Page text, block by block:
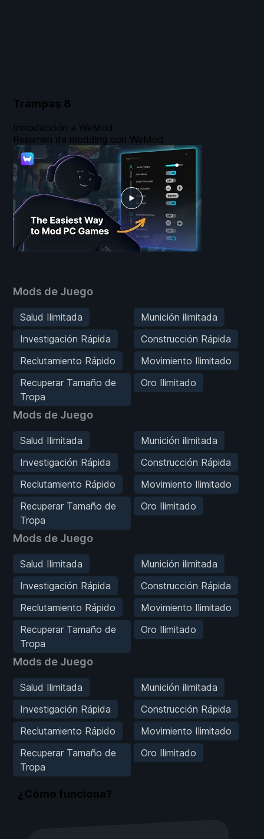
Trampas 8
Mods de Juego
Salud Ilimitada
Munición ilimitada
Investigación Rápida
Construcción Rápida
Reclutamiento Rápido
Movimiento Ilimitado
Recuperar Tamaño de
Tropa
Oro Ilimitado
Mods de Juego
Salud Ilimitada
Munición ilimitada
Investigación Rápida
Construcción Rápida
Reclutamiento Rápido
Movimiento Ilimitado
Recuperar Tamaño de
Tropa
Oro Ilimitado
Mods de Juego
Salud Ilimitada
Munición ilimitada
Investigación Rápida
Construcción Rápida
Reclutamiento Rápido
Movimiento Ilimitado
Recuperar Tamaño de
Tropa
Oro Ilimitado
Mods de Juego
Salud Ilimitada
Munición ilimitada
Investigación Rápida
Construcción Rápida
Reclutamiento Rápido
Movimiento Ilimitado
Recuperar Tamaño de
Tropa
Oro Ilimitado
Introducción a WeMod
Resumen de modding con WeMod
¿Cómo funciona?